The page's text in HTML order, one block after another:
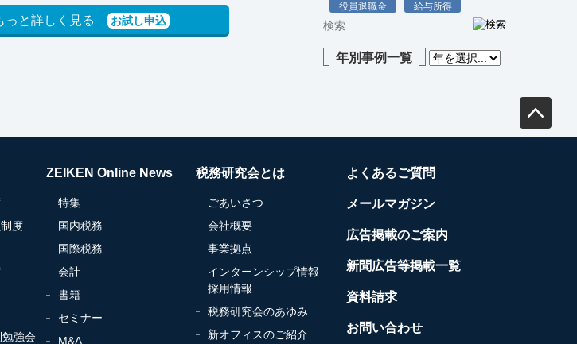
っと詳しく見る お試し申込
役員退職金
給与所得
年別事例一覧
度
勉強会
ZEIKEN Online News
特集
国内税務
国際税務
会計
書籍
セミナー
M&A
税務研究会とは
ごあいさつ
会社概要
事業拠点
インターンシップ情報
採用情報
税務研究会のあゆみ
新オフィスのご紹介
よくあるご質問
メールマガジン
広告掲載のご案内
新聞広告等掲載一覧
資料請求
お問い合わせ